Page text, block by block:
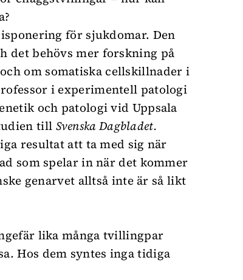
för sjukdomar. Den
det behövs mer forskning på
om somatiska cellskillnader i
i experimentell patologi
och patologi vid Uppsala
till Svenska Dagbladet.
resultat att ta med sig när
som spelar in när det kommer
genarvet alltså inte är så likt
lika många tvillingpar
Hos dem syntes inga tidiga